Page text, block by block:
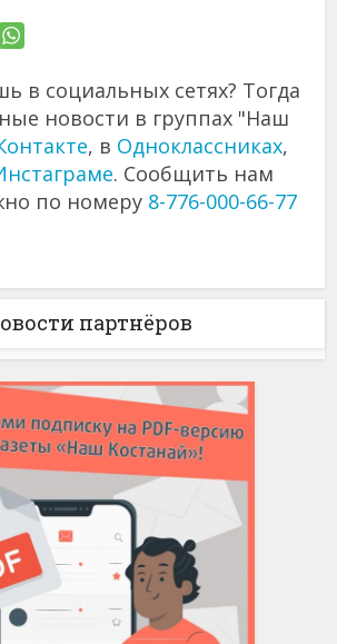
в социальных сетях? Тогда
новости в группах "Наш
, в Одноклассниках,
. Сообщить нам
по номеру 8-776-000-66-77
партнёров